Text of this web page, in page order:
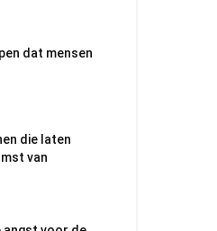
dat mensen
die laten
van